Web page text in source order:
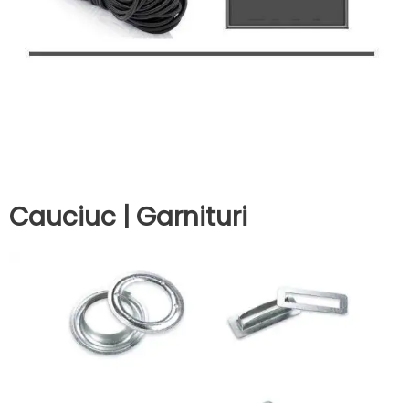
Cauciuc | Garnituri